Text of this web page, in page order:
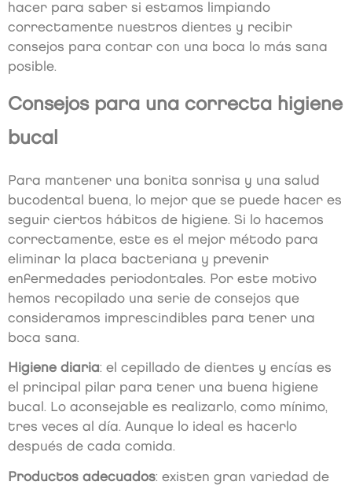
hacer para saber si estamos limpiando
correctamente nuestros dientes y recibir
consejos para contar con una boca lo más sana
posible.
Consejos para una correcta higiene
bucal
Para mantener una bonita sonrisa y una salud
bucodental buena, lo mejor que se puede hacer es
seguir ciertos hábitos de higiene. Si lo hacemos
correctamente, este es el mejor método para
eliminar la placa bacteriana y prevenir
enfermedades periodontales. Por este motivo
hemos recopilado una serie de consejos que
consideramos imprescindibles para tener una
boca sana.
Higiene diaria: el cepillado de dientes y encías es
el principal pilar para tener una buena higiene
bucal. Lo aconsejable es realizarlo, como mínimo,
tres veces al día. Aunque lo ideal es hacerlo
después de cada comida.
Productos adecuados: existen gran variedad de